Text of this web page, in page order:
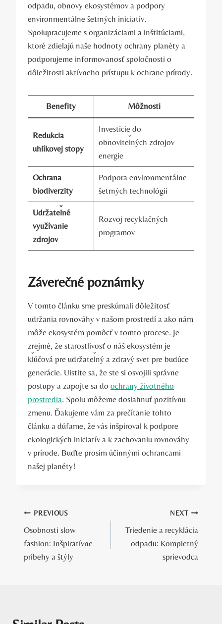
odpadu, obnovy ekosystémov a podpory
environmentálne šetrných iniciatív.
Spolupracujeme s organizáciami a inštitúciami,
ktoré zdieľajú naše hodnoty ochrany planéty a
podporujeme informovanosť spoločnosti o
dôležitosti aktívneho prístupu k ochrane prírody.
Benefity Môžnosti
Redukcia
uhlíkovej stopy
Investície do
obnoviteľných zdrojov
energie
Ochrana
biodiverzity
Podpora environmentálne
šetrných technológií
Udržateľné
využívanie
zdrojov
Rozvoj recyklačných
programov
Záverečné poznámky
V tomto článku sme preskúmali dôležitosť
udržania rovnováhy v našom prostredí a ako nám
môže ekosystém pomôcť v tomto procese. Je
zrejmé, že starostlivosť o náš ekosystém je
kľúčová pre udržateľný a zdravý svet pre budúce
generácie. Uistite sa, že ste si osvojili správne
postupy a zapojte sa do ochrany životného
prostredia. Spolu môžeme dosiahnuť pozitívnu
zmenu. Ďakujeme vám za prečítanie tohto
článku a dúfame, že vás inšpiroval k podpore
ekologických iniciatív a k zachovaniu rovnováhy
v prírode. Buďte prosím účinnými ochrancami
našej planéty!
Navigácia
v
článku
PREVIOUS
Osobnosti slow
fashion: Inšpiratívne
príbehy a štýly
NEXT
Triedenie a recyklácia
odpadu: Kompletný
sprievodca